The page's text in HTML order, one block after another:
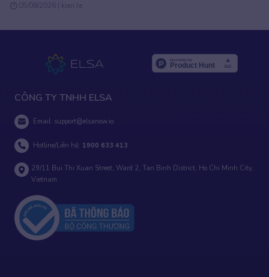
05/08/2026 | kien.le
CÔNG TY TNHH ELSA
Email: support@elsanow.io
Hotline/Liên hệ: 1900 633 413
29/11 Bui Thi Xuan Street, Ward 2, Tan Binh District, Ho Chi Minh City,
Vietnam